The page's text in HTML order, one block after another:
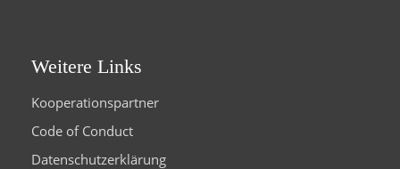
Weitere Links
Kooperationspartner
Code of Conduct
Datenschutzerklärung